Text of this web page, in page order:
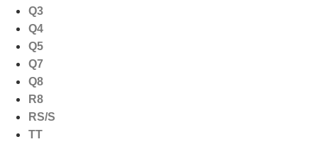
Q3
Q4
Q5
Q7
Q8
R8
RS/S
TT